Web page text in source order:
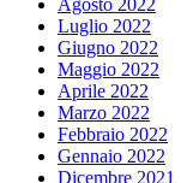
Agosto 2022
Luglio 2022
Giugno 2022
Maggio 2022
Aprile 2022
Marzo 2022
Febbraio 2022
Gennaio 2022
Dicembre 2021